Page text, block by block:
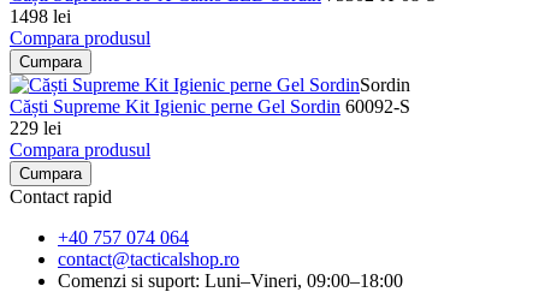
1498 lei
Compara produsul
Cumpara
Sordin
Căști Supreme Kit Igienic perne Gel Sordin 60092-S
229 lei
Compara produsul
Cumpara
Contact rapid
+40 757 074 064
contact@tacticalshop.ro
Comenzi si suport: Luni–Vineri, 09:00–18:00